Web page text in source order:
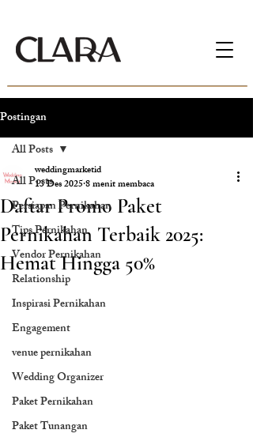
Postingan
All Posts
Persiapan Pernikahan
Tips Pernikahan
Vendor Pernikahan
Relationship
Inspirasi Pernikahan
Engagement
venue pernikahan
Wedding Organizer
Paket Pernikahan
Paket Tunangan
All Posts
Daftar Promo Paket
Pernikahan Terbaik 2025:
Hemat Hingga 50%
weddingmarketid
13 Des 20258 menit membaca